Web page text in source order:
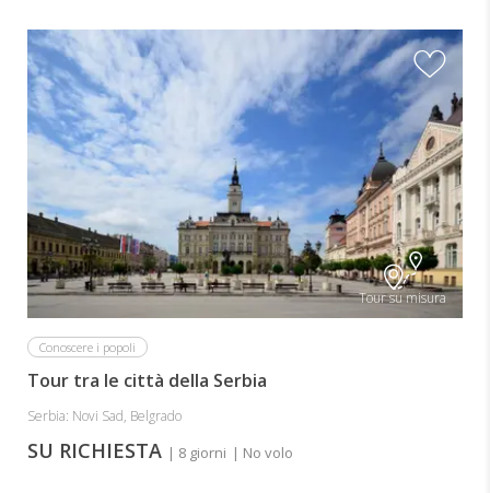
Tour su misura
Conoscere i popoli
Tour tra le città della Serbia
Serbia: Novi Sad, Belgrado
SU RICHIESTA | 8 giorni | No volo